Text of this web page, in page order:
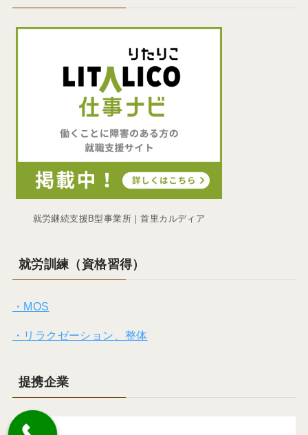
就労継続支援B型事業所｜首里カルディア
就労訓練（資格習得）
・MOS
・リラクゼーション、整体
提携企業